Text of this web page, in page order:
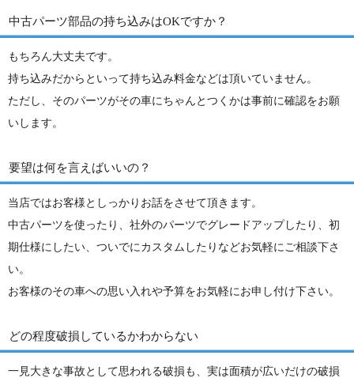
中古パーツ部品の持ち込みはOKですか？
もちろん大丈夫です。
持ち込みだからといって持ち込み料金などは頂いていません。
ただし、そのパーツがその車にちゃんとつくかは事前に確認をお願
いします。
要望は何を言えばいいの？
当店ではお客様としっかりお話をさせて頂きます。
中古パーツを使ったり、社外のパーツでグレードアップしたり、初
期仕様にしたい、ついでにカスタムしたりなどお気軽にご相談下さ
い。
お客様のその車への思い入れや予算をお気軽にお申し付け下さい。
どの程度破損しているかわからない
一見大きな事故として思われる破損も、実は面積が広いだけの破損